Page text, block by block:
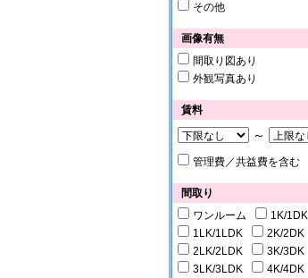
その他
画像有無
間取り図あり
外観写真あり
賃料
～
管理費／共益費を含む
間取り
ワンルーム
1K/1DK
1LK/1LDK
2K/2DK
2LK/2LDK
3K/3DK
3LK/3LDK
4K/4DK